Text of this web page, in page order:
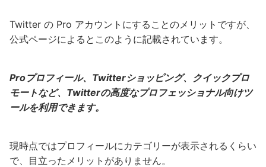
Twitter の Pro アカウントにすることのメリットですが、
公式ページによるとこのように記載されています。
Proプロフィール、Twitterショッピング、クイックプロ
モートなど、Twitterの高度なプロフェッショナル向けツ
ールを利用できます。
現時点ではプロフィールにカテゴリーが表示されるくらい
で、目立ったメリットがありません。